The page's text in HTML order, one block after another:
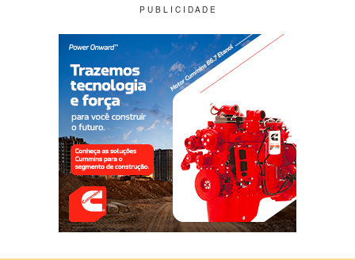
P U B L I C I D A D E